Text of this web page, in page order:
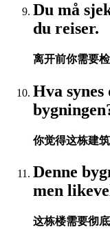
Du må
du reiser.
离开前你需要
Hva
你觉得这栋建
Denne
men
这栋楼需要彻